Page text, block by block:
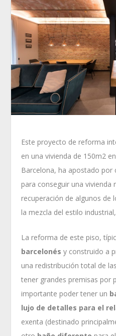
Este proyecto de reforma
en una vivienda de 150m2
Barcelona, ha apostado por
para conseguir una vivienda
recuperación de algunos de
la mezcla del estilo
La reforma de este piso,
barcelonésy construido a
una redistribución total de
tener grandes premisas por
importante poder tener un
lujo de detalles para el
exenta (destinado